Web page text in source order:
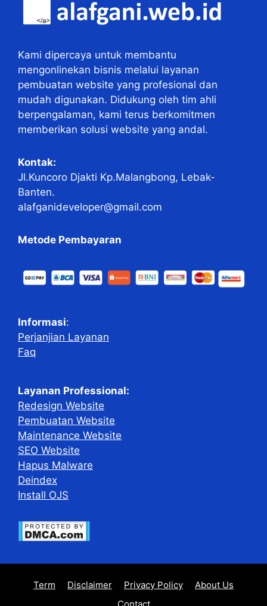
Kami dipercaya untuk membantu
mengonlinekan bisnis melalui layanan
pembuatan website yang profesional dan
mudah digunakan. Didukung oleh tim ahli
berpengalaman, kami terus berkomitmen
memberikan solusi website yang andal.
Kontak:
Jl.Kuncoro Djakti Kp.Malangbong, Lebak-
Banten.
alafganideveloper@gmail.com
Metode Pembayaran
Informasi:
Perjanjian Layanan
Faq
Layanan Professional:
Redesign Website
Pembuatan Website
Maintenance Website
SEO Website
Hapus Malware
Deindex
Install OJS
Term Disclaimer Privacy Policy
About Us